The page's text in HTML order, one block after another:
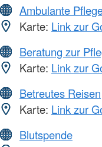
Ambulante
Karte: Link zur
Beratung zur
Karte: Link zur
Betreutes Reisen
Karte: Link zur
Blutspende